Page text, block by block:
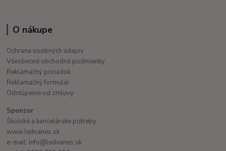
O nákupe
Ochrana osobných údajov
Všeobecné obchodné podmienky
Reklamačný poriadok
Reklamačný formulár
Odstúpenie od zmluvy
Sponzor
Školské a kancelárske potreby
www.ledvanes.sk
e-mail: info@ledvanes.sk